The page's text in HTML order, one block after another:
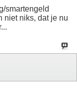
smartengeld
niet niks, dat je nu